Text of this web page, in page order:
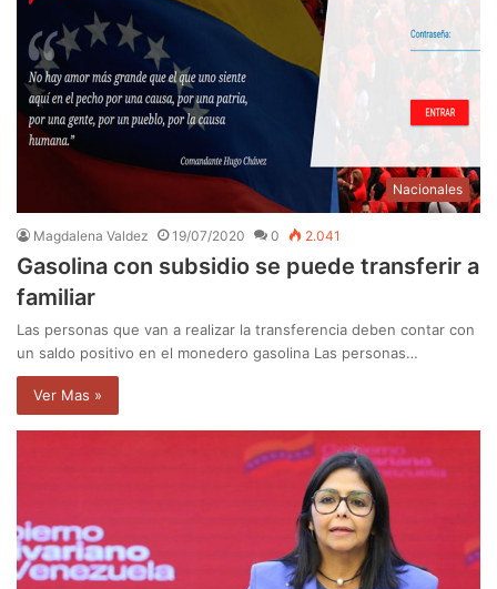
Nacionales
Magdalena Valdez 19/07/2020 0 2.041
Gasolina con subsidio se puede transferir a
familiar
Las personas que van a realizar la transferencia deben contar con
un saldo positivo en el monedero gasolina Las personas…
Ver Mas »